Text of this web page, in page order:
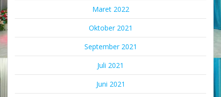
Maret 2022
Oktober 2021
September 2021
Juli 2021
Juni 2021